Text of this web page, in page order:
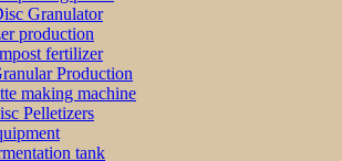
Granulator
production
fertilizer
Production
making machine
Pelletizers
tank